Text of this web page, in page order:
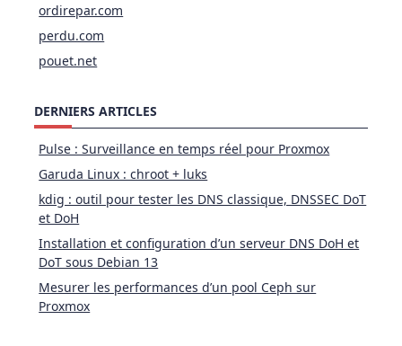
ordirepar.com
perdu.com
pouet.net
DERNIERS ARTICLES
Pulse : Surveillance en temps réel pour Proxmox
Garuda Linux : chroot + luks
kdig : outil pour tester les DNS classique, DNSSEC DoT
et DoH
Installation et configuration d’un serveur DNS DoH et
DoT sous Debian 13
Mesurer les performances d’un pool Ceph sur
Proxmox